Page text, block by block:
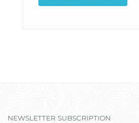
NEWSLETTER SUBSCRIPTION